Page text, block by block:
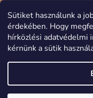
Sütiket használunk a
érdekében. Hogy
hírközlési adatvédelmi
kérnünk a sütik